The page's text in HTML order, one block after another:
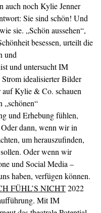
auch noch Kylie Jenner
Sie sind schön! Und
sie. „Schön aussehen“,
besessen, urteilt die
und
und untersucht IM
idealisierter Bilder
Kylie & Co. schauen
„schönen“
und Erhebung fühlen,
dann, wenn wir in
um herauszufinden,
Oder wenn wir
und Social Media –
haben, verfügen können.
FÜHL’S NICHT2022
Mit IM